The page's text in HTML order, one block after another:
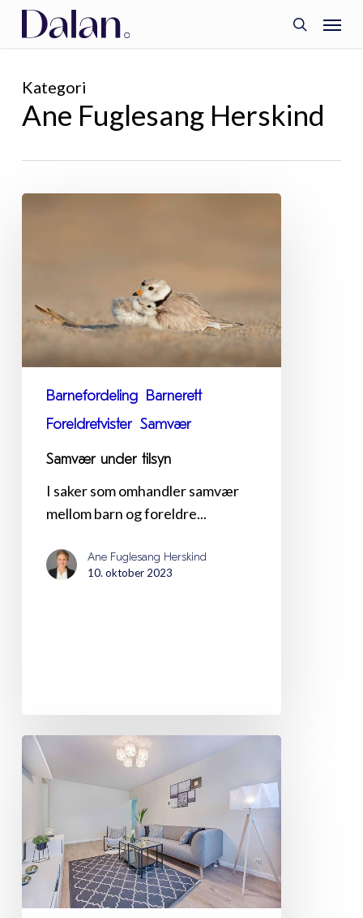
Skip
content
search
Menu
Kategori
Ane Fuglesang Herskind
Barnefordeling Barnerett
Foreldretvister Samvær
Samvær under tilsyn
I saker som omhandler samvær
mellom barn og foreldre...
Ane Fuglesang Herskind
10. oktober 2023
Samlivsbrudd
–
overta
boligen,
og
hvordan